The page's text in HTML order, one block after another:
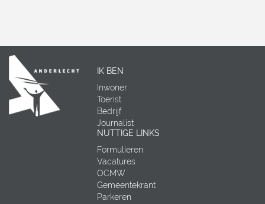
IK BEN
Inwoner
Toerist
Bedrijf
Journalist
NUTTIGE LINKS
Formulieren
Vacatures
OCMW
Gemeentekrant
Parkeren